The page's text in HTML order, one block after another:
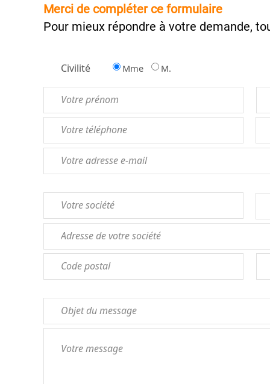
Merci de compléter ce formulaire
Pour mieux répondre à votre demande,
Civilité Mme M.